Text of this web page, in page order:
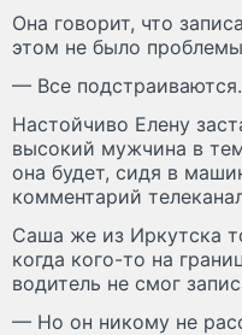
Она говорит, что
этом не было
— Все подстраиваются.
Настойчиво Елену
высокий мужчина в
она будет, сидя в
комментарий
Саша же из Иркутска
когда кого-то на
водитель не смог
— Но он никому не